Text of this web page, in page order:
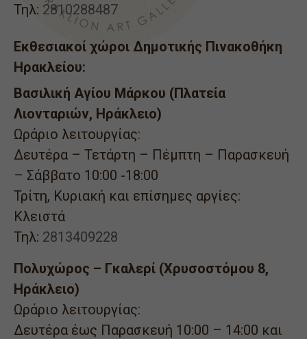
Τηλ: 2810288487
Εκθεσιακοί χώροι Δημοτικής Πινακοθήκη
Ηρακλείου:
Βασιλική Αγίου Μάρκου (Πλατεία
Λιονταριών, Ηράκλειο)
Ωράριο λειτουργίας:
Δευτέρα – Τετάρτη – Πέμπτη – Παρασκευή
– Σάββατο 10:00 -18:00
Τρίτη, Κυριακή και επίσημες αργίες:
Κλειστά
Τηλ: 2813409228
Πολυχώρος – Γκαλερί (Χρυσοστόμου 8,
Ηράκλειο)
Ωράριο λειτουργίας:
Δευτέρα έως Παρασκευή 10:00 – 14:00 και